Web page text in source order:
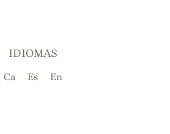
IDIOMAS
Ca Es En